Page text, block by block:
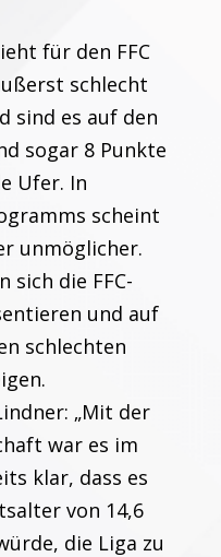
für den FFC
schlecht
sind es auf den
sogar 8 Punkte
Ufer. In
scheint
unmöglicher.
die FFC-
und auf
schlechten
„Mit der
war es im
klar, dass es
von 14,6
die Liga zu